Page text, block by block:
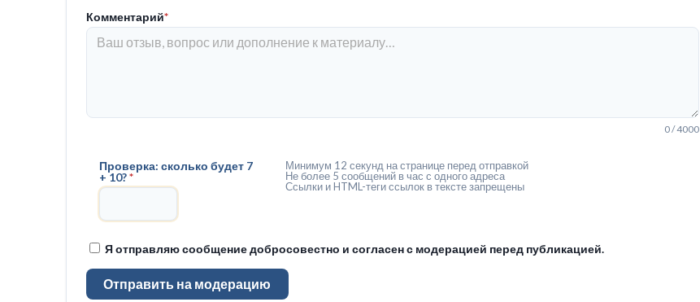
Комментарий*
0 / 4000
Проверка: сколько будет 7
+ 10?*
Минимум 12 секунд на странице перед отправкой
Не более 5 сообщений в час с одного адреса
Ссылки и HTML-теги ссылок в тексте запрещены
Я отправляю сообщение добросовестно и согласен с модерацией перед публикацией.
Отправить на модерацию